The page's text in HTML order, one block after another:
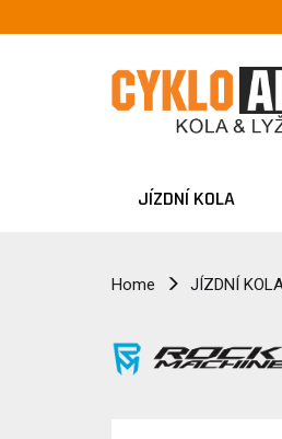
JÍZDNÍ KOLA
Home JÍZDNÍ